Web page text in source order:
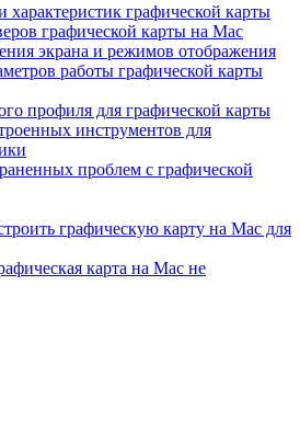
характеристик графической карты
графической карты на Mac
экрана и режимов отображения
работы графической карты
профиля для графической карты
инструментов для
проблем с графической
графическую карту на Mac для
карта на Mac не